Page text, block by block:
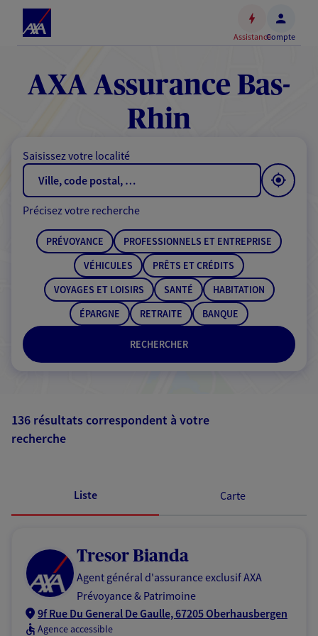
Accéder
contenu
principal
Accéder
au
de
AssistanceCompte
AXA Assurance Bas-
Rhin
Saisissez votre localité
RECHERCHER
Précisez votre recherche
PRÉVOYANCE
PROFESSIONNELS ET ENTREPRISE
VÉHICULES
PRÊTS ET CRÉDITS
VOYAGES ET LOISIRS
SANTÉ
HABITATION
ÉPARGNE
RETRAITE BANQUE
136 résultats correspondent à votre
recherche
Liste Carte
Tresor Bianda
Agent général d'assurance exclusif AXA
Prévoyance & Patrimoine
9f Rue Du General De Gaulle, 67205 Oberhausbergen
Agence accessible